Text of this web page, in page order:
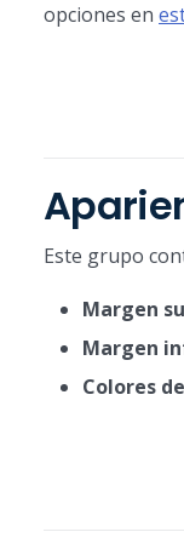
opciones en
Este grupo
Margen
Margen
Colores